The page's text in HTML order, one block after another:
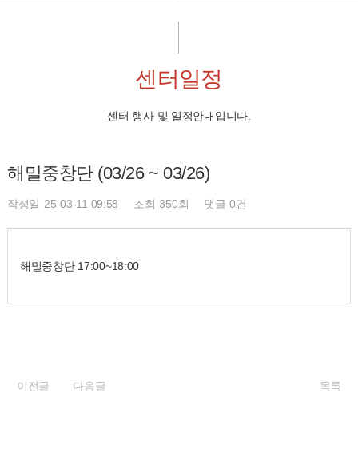
센터일정
센터 행사 및 일정안내입니다.
해밀중창단 (03/26 ~ 03/26)
페이지 정보
작성일 25-03-11 09:58 조회 350회 댓글 0건
해밀중창단 17:00~18:00
이전글 다음글 목록